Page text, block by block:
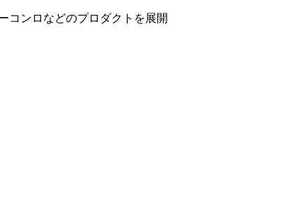
コンロなどのプロダクトを展開